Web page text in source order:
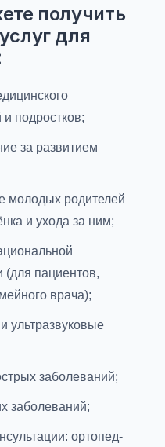
получить
для
подростков;
за развитием
молодых родителей
и ухода за ним;
пациентов,
врача);
ультразвуковые
заболеваний;
заболеваний;
ортопед-